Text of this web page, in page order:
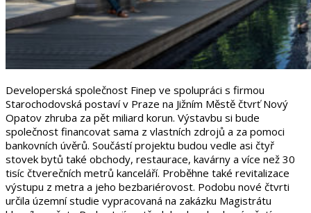
Developerská společnost Finep ve spolupráci s firmou
Starochodovská postaví v Praze na Jižním Městě čtvrť Nový
Opatov zhruba za pět miliard korun. Výstavbu si bude
společnost financovat sama z vlastních zdrojů a za pomoci
bankovních úvěrů. Součástí projektu budou vedle asi čtyř
stovek bytů také obchody, restaurace, kavárny a více než 30
tisíc čtverečních metrů kanceláří. Proběhne také revitalizace
výstupu z metra a jeho bezbariérovost. Podobu nové čtvrti
určila územní studie vypracovaná na zakázku Magistrátu